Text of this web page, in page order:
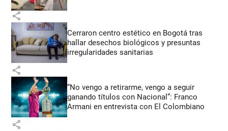
share
Cerraron centro estético en Bogotá tras
hallar desechos biológicos y presuntas
irregularidades sanitarias
share
“No vengo a retirarme, vengo a seguir
ganando títulos con Nacional”: Franco
Armani en entrevista con El Colombiano
share